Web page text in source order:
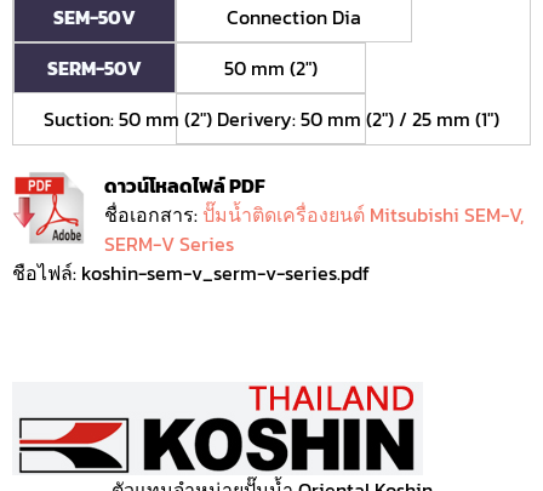
SEM-50V
SERM-50V
Connection Dia
50 mm (2")
Suction: 50 mm (2") Derivery: 50 mm (2") / 25 mm (1")
ดาวน์โหลดไฟล์ PDF
ชื่อเอกสาร: ปั๊มน้ำติดเครื่องยนต์ Mitsubishi SEM-V,
SERM-V Series
ชือไฟล์: koshin-sem-v_serm-v-series.pdf